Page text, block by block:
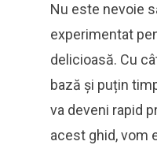
Nu este nevoie
experimentat
delicioasă. Cu
bază și puțin
va deveni rapid
acest ghid, vom